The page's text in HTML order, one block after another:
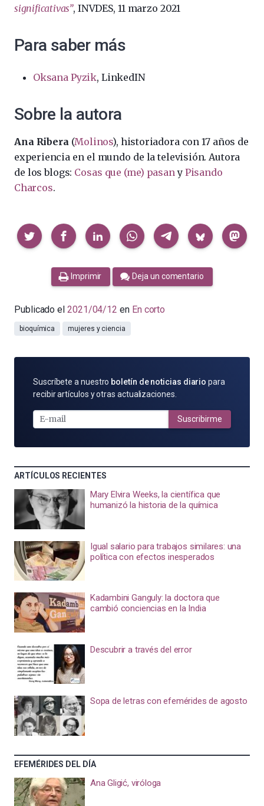
significativas”, INVDES, 11 marzo 2021
Para saber más
Oksana Pyzik, LinkedIN
Sobre la autora
Ana Ribera(Molinos), historiadora con 17 años de
experiencia en el mundo de la televisión. Autora
de los blogs: Cosas que (me) pasany Pisando
Charcos.
Compartir
Imprimir Deja un comentario
Publicado el 2021/04/12 en En corto
bioquímica mujeres y ciencia
SUSCRÍBETE
POR
MAIL
Suscríbete a nuestro boletín de noticias diario para
recibir artículos y otras actualizaciones.
Suscribirme
ARTÍCULOS RECIENTES
Mary Elvira Weeks, la científica que
humanizó la historia de la química
Igual salario para trabajos similares: una
política con efectos inesperados
Kadambini Ganguly: la doctora que
cambió conciencias en la India
Descubrir a través del error
Sopa de letras con efemérides de agosto
EFEMÉRIDES DEL DÍA
Ana Gligić, viróloga